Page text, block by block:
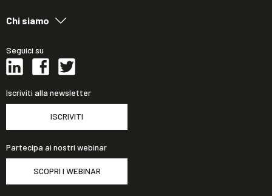
Chi siamo
Seguici su
Iscriviti alla newsletter
ISCRIVITI
Partecipa ai nostri webinar
SCOPRI I WEBINAR